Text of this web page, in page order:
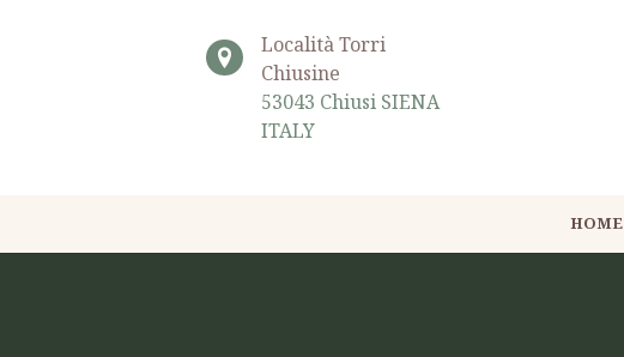
Località Torri
Chiusine
53043 Chiusi SIENA
ITALY
HOME